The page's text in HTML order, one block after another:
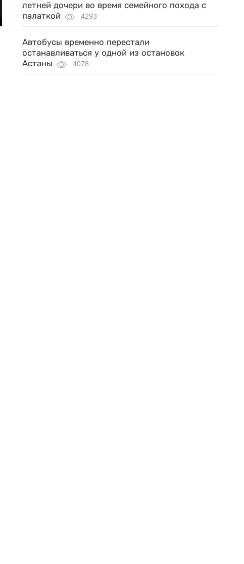
летней дочери во время семейного похода с
палаткой
4293
Автобусы временно перестали
останавливаться у одной из остановок
Астаны
4078